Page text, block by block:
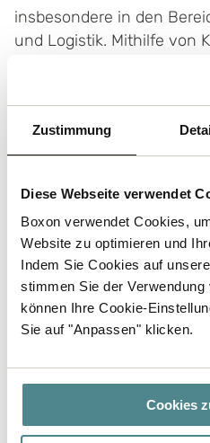
Zustimmung
Diese Webseite verwendet
Boxon verwendet Cookies,
Website zu optimieren und
Indem Sie Cookies auf
stimmen Sie der
können Ihre Cookie-
Sie auf "Anpassen" klicken.
Cookies
insbesondere in den
und Logistik. Mithilfe von
Materialverbrauch
Lösungen entwickeln, um
Fußabdruck der
minimieren.
Die Zukunft der
heute gestaltet
2025 wird voraussichtlich
zusammenkommen. Von
zum Einsatz von KI zur
die Verpackungsbranche